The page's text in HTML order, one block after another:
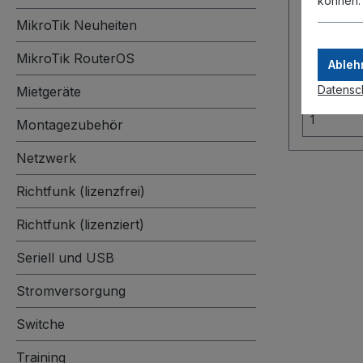
MikroTik Neuheiten
MikroTik RouterOS
Mietgeräte
Montagezubehör
Netzwerk
Richtfunk (lizenzfrei)
Richtfunk (lizenziert)
Seriell und USB
Stromversorgung
Switche
Training
nicht